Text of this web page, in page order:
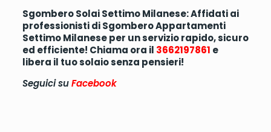
Sgombero Solai Settimo Milanese: Affidati ai
professionisti di Sgombero Appartamenti
Settimo Milanese per un servizio rapido, sicuro
ed efficiente! Chiama ora il 3662197861 e
libera il tuo solaio senza pensieri!
Seguici suFacebook